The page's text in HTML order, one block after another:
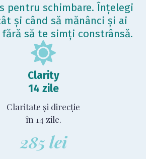
pentru schimbare. Înțelegi
și când să mănânci și ai
să te simți constrânsă.
Clarity
14 zile
Claritate și direcție
în 14 zile.
285 lei